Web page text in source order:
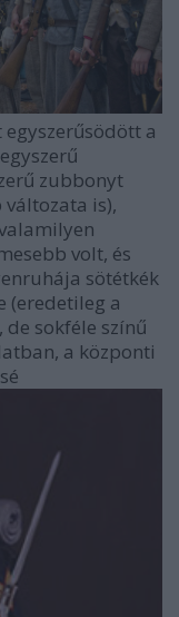
a
zubbonyt
is),
volt, és
sötétkék
(eredetileg a
sokféle színű
a központi